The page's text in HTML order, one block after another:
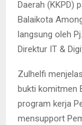
Daerah (KKPD)
Balaikota
langsung oleh
Direktur IT &
Zulhelfi
bukti komitmen
program kerja
mensupport